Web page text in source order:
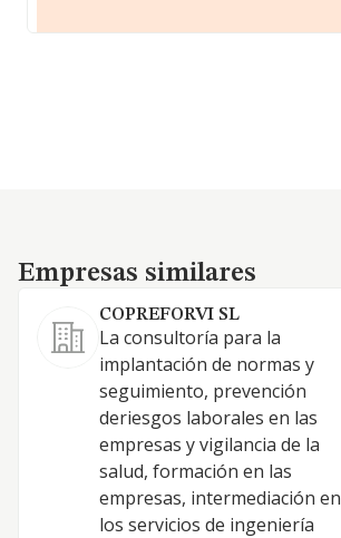
Empresas similares
Empresas similares
COPREFORVI SL
La consultoría para la
implantación de normas y
seguimiento, prevención
deriesgos laborales en las
empresas y vigilancia de la
salud, formación en las
empresas, intermediación en
los servicios de ingeniería